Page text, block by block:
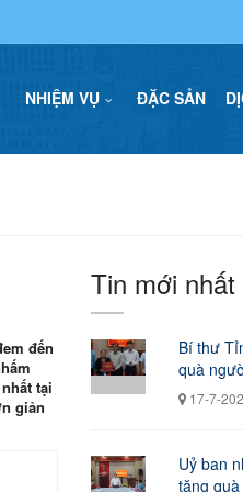
NHIỆM VỤ ĐẶC SẢN
đến
tại
giản
Tin mới nhất
Bí thư
quà
17-7-
Uỷ ban
tặng